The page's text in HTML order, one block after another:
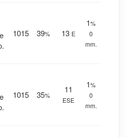
1015 39% 13 E
1%
0
mm.
1015 35%
11
ESE
1%
0
mm.